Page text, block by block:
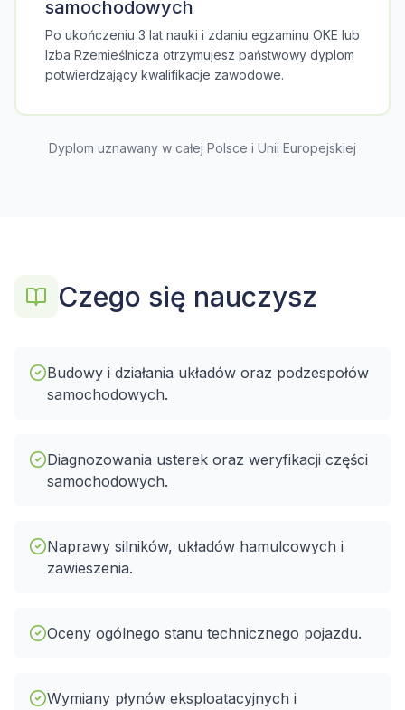
samochodowych
Po ukończeniu 3 lat nauki i zdaniu egzaminu OKE lub
Izba Rzemieślnicza otrzymujesz państwowy dyplom
potwierdzający kwalifikacje zawodowe.
Dyplom uznawany w całej Polsce i Unii Europejskiej
Czego się nauczysz
Budowy i działania układów oraz podzespołów
samochodowych.
Diagnozowania usterek oraz weryfikacji części
samochodowych.
Naprawy silników, układów hamulcowych i
zawieszenia.
Oceny ogólnego stanu technicznego pojazdu.
Wymiany płynów eksploatacyjnych i